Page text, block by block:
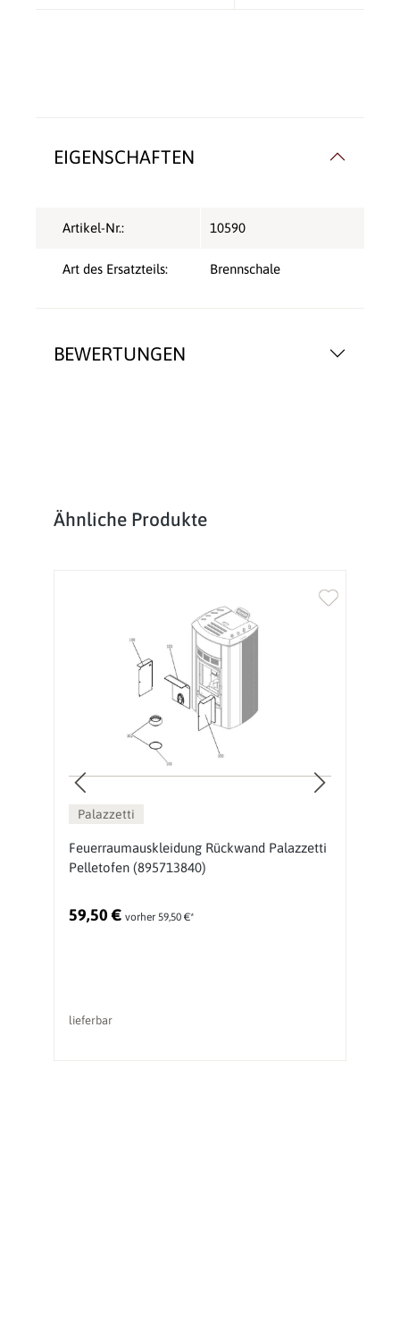
BEWERTUNGEN
EIGENSCHAFTEN
Artikel-Nr.: 10590
Art des Ersatzteils: Brennschale
Produktgalerie überspringen
Ähnliche Produkte
Palazzetti
Feuerraumauskleidung Rückwand Palazzetti
Pelletofen (895713840)
59,50 € vorher 59,50 €*
lieferbar